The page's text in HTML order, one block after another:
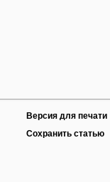
Версия для печати
Сохранить статью